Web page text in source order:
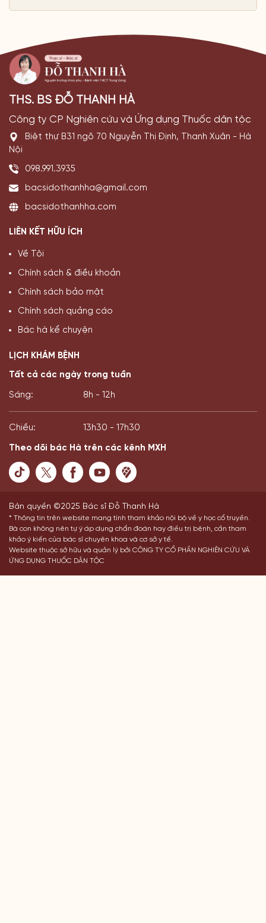
THS. BS ĐỖ THANH HÀ
Công ty CP Nghiên cứu và Ứng dụng Thuốc dân tộc
Biệt thự B31 ngõ 70 Nguyễn Thị Định, Thanh Xuân - Hà
Nội
098.991.3935
bacsidothanhha@gmail.com
bacsidothanhha.com
LIÊN KẾT HỮU ÍCH
Về Tôi
Chính sách & điều khoản
Chính sách bảo mật
Chính sách quảng cáo
Bác hà kể chuyện
LỊCH KHÁM BỆNH
Tất cả các ngày trong tuần
Sáng: 8h - 12h
Chiều: 13h30 - 17h30
Theo dõi bác Hà trên các kênh MXH
Bản quyền ©2025 Bác sĩ Đỗ Thanh Hà
* Thông tin trên website mang tính tham khảo nội bộ về y học cổ truyền.
Bà con không nên tự ý áp dụng chẩn đoán hay điều trị bệnh, cần tham
khảo ý kiến của bác sĩ chuyên khoa và cơ sở y tế.
Website thuộc sở hữu và quản lý bởi CÔNG TY CỔ PHẦN NGHIÊN CỨU VÀ
ỨNG DỤNG THUỐC DÂN TỘC